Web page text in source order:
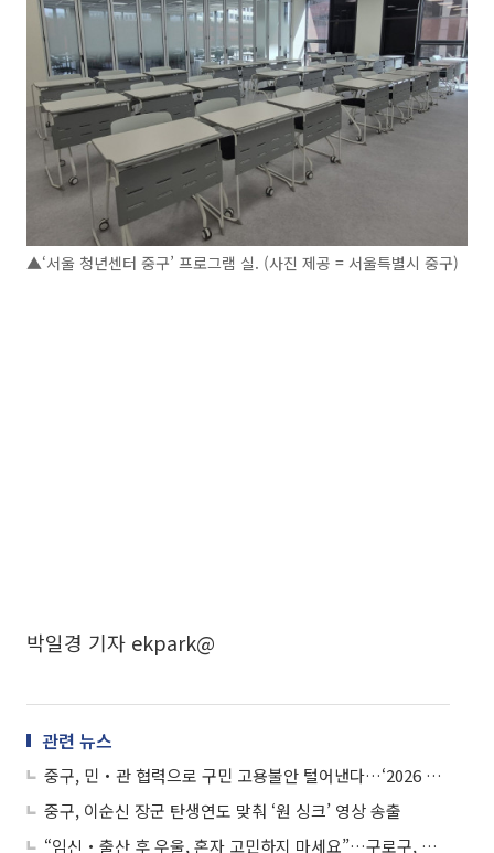
▲‘서울 청년센터 중구’ 프로그램 실. (사진 제공 = 서울특별시 중구)
박일경 기자 ekpark@
관련 뉴스
중구, 민‧관 협력으로 구민 고용불안 털어낸다…‘2026 일자리 정책’ 본격 가동
중구, 이순신 장군 탄생연도 맞춰 ‘원 싱크’ 영상 송출
“임신‧출산 후 우울, 혼자 고민하지 마세요”…구로구, 마음건강 강좌 운영